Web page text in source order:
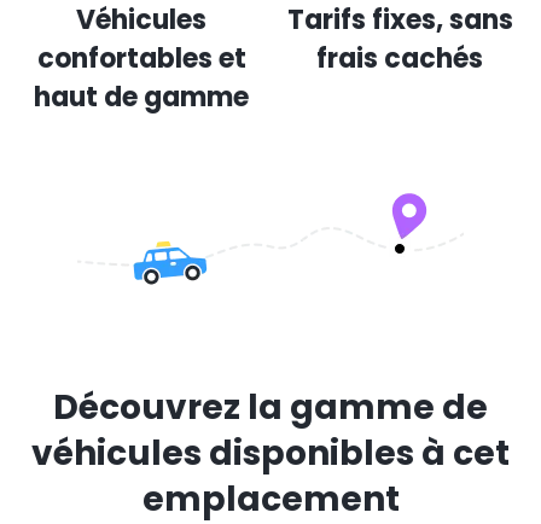
Véhicules
confortables et
haut de gamme
Tarifs fixes, sans
frais cachés
Découvrez la gamme de
véhicules disponibles à cet
emplacement